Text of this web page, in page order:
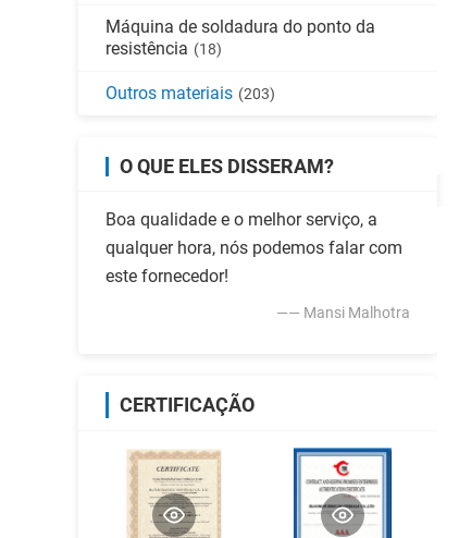
Máquina de soldadura do ponto da
resistência (18)
Outros materiais (203)
O QUE ELES DISSERAM?
Boa qualidade e o melhor serviço, a
qualquer hora, nós podemos falar com
este fornecedor!
—— Mansi Malhotra
CERTIFICAÇÃO